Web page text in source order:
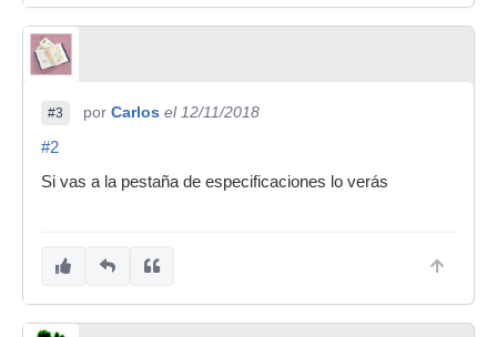
#3 por Carlos el 12/11/2018
#2
Si vas a la pestaña de especificaciones lo verás